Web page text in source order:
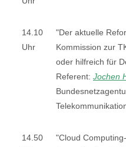
14.10
Uhr
"Der aktuelle
Kommission zur
oder hilfreich für
Referent: Jochen
14.50
"Cloud